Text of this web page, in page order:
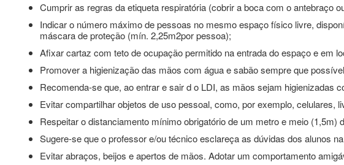
Cumprir as regras da etiqueta respiratória (cobrir a boca com o antebraço
Indicar o número máximo de pessoas no mesmo espaço físico livre,
máscara de proteção (mín. 2,25m2por pessoa);
Afixar cartaz com teto de ocupação permitido na entrada do espaço e em
Promover a higienização das mãos com água e sabão sempre que
Recomenda-se que, ao entrar e sair d o LDI, as mãos sejam higienizadas
Evitar compartilhar objetos de uso pessoal, como, por exemplo, celulares,
Respeitar o distanciamento mínimo obrigatório de um metro e meio
Sugere-se que o professor e/ou técnico esclareça as dúvidas dos alunos
Evitar abraços, beijos e apertos de mãos. Adotar um comportamento